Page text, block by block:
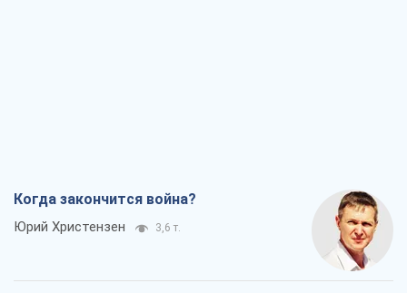
Когда закончится война?
Юрий Христензен 3,6 т.